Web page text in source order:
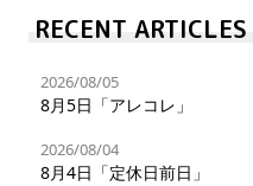
RECENT ARTICLES
2026/08/05
8月5日「アレコレ」
2026/08/04
8月4日「定休日前日」